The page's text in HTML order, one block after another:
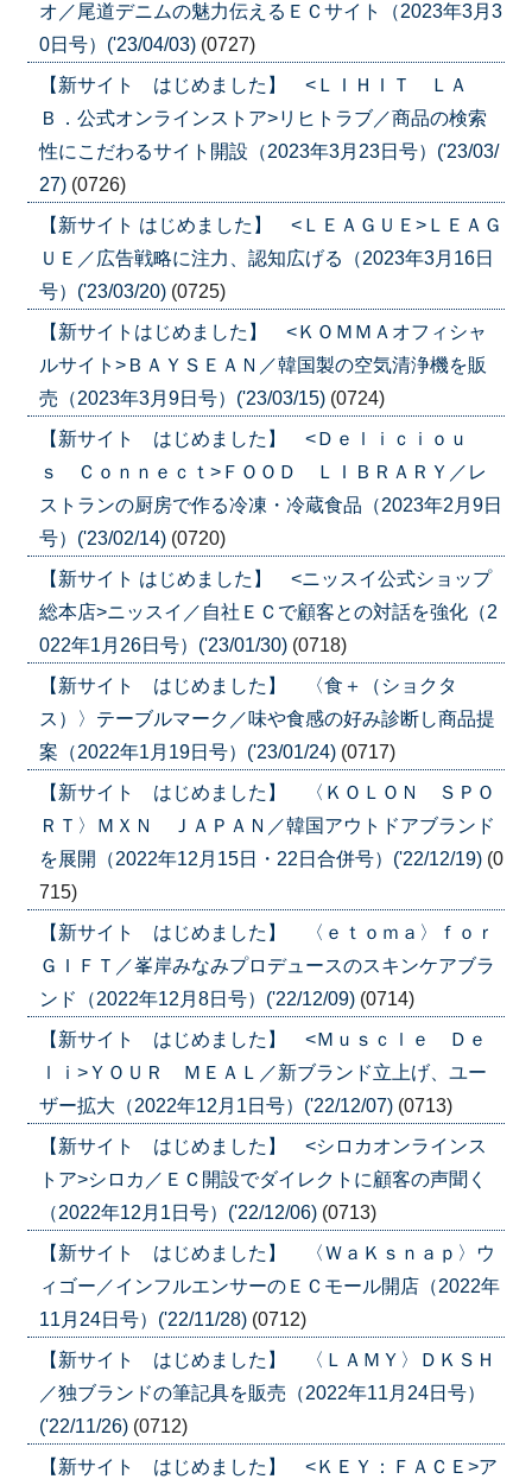
オ／尾道デニムの魅力伝えるＥＣサイト（2023年3月3
0日号）('23/04/03) (0727)
【新サイト はじめました】 <ＬＩＨＩＴ ＬＡ
Ｂ．公式オンラインストア>リヒトラブ／商品の検索
性にこだわるサイト開設（2023年3月23日号）('23/03/
27) (0726)
【新サイト はじめました】 <ＬＥＡＧＵＥ>ＬＥＡＧ
ＵＥ／広告戦略に注力、認知広げる（2023年3月16日
号）('23/03/20) (0725)
【新サイトはじめました】 <ＫＯＭＭＡオフィシャ
ルサイト>ＢＡＹＳＥＡＮ／韓国製の空気清浄機を販
売（2023年3月9日号）('23/03/15) (0724)
【新サイト はじめました】 <Ｄｅｌｉｃｉｏｕ
ｓ Ｃｏｎｎｅｃｔ>ＦＯＯＤ ＬＩＢＲＡＲＹ／レ
ストランの厨房で作る冷凍・冷蔵食品（2023年2月9日
号）('23/02/14) (0720)
【新サイト はじめました】 <ニッスイ公式ショップ
総本店>ニッスイ／自社ＥＣで顧客との対話を強化（2
022年1月26日号）('23/01/30) (0718)
【新サイト はじめました】 〈食＋（ショクタ
ス）〉テーブルマーク／味や食感の好み診断し商品提
案（2022年1月19日号）('23/01/24) (0717)
【新サイト はじめました】 〈ＫＯＬＯＮ ＳＰＯ
ＲＴ〉ＭＸＮ ＪＡＰＡＮ／韓国アウトドアブランド
を展開（2022年12月15日・22日合併号）('22/12/19) (0
715)
【新サイト はじめました】 〈ｅｔｏｍａ〉ｆｏｒ
ＧＩＦＴ／峯岸みなみプロデュースのスキンケアブラ
ンド（2022年12月8日号）('22/12/09) (0714)
【新サイト はじめました】 <Ｍｕｓｃｌｅ Ｄｅ
ｌｉ>ＹＯＵＲ ＭＥＡＬ／新ブランド立上げ、ユー
ザー拡大（2022年12月1日号）('22/12/07) (0713)
【新サイト はじめました】 <シロカオンラインス
トア>シロカ／ＥＣ開設でダイレクトに顧客の声聞く
（2022年12月1日号）('22/12/06) (0713)
【新サイト はじめました】 〈ＷａＫｓｎａｐ〉ウ
ィゴー／インフルエンサーのＥＣモール開店（2022年
11月24日号）('22/11/28) (0712)
【新サイト はじめました】 〈ＬＡＭＹ〉ＤＫＳＨ
／独ブランドの筆記具を販売（2022年11月24日号）
('22/11/26) (0712)
【新サイト はじめました】 <ＫＥＹ：ＦＡＣＥ>ア